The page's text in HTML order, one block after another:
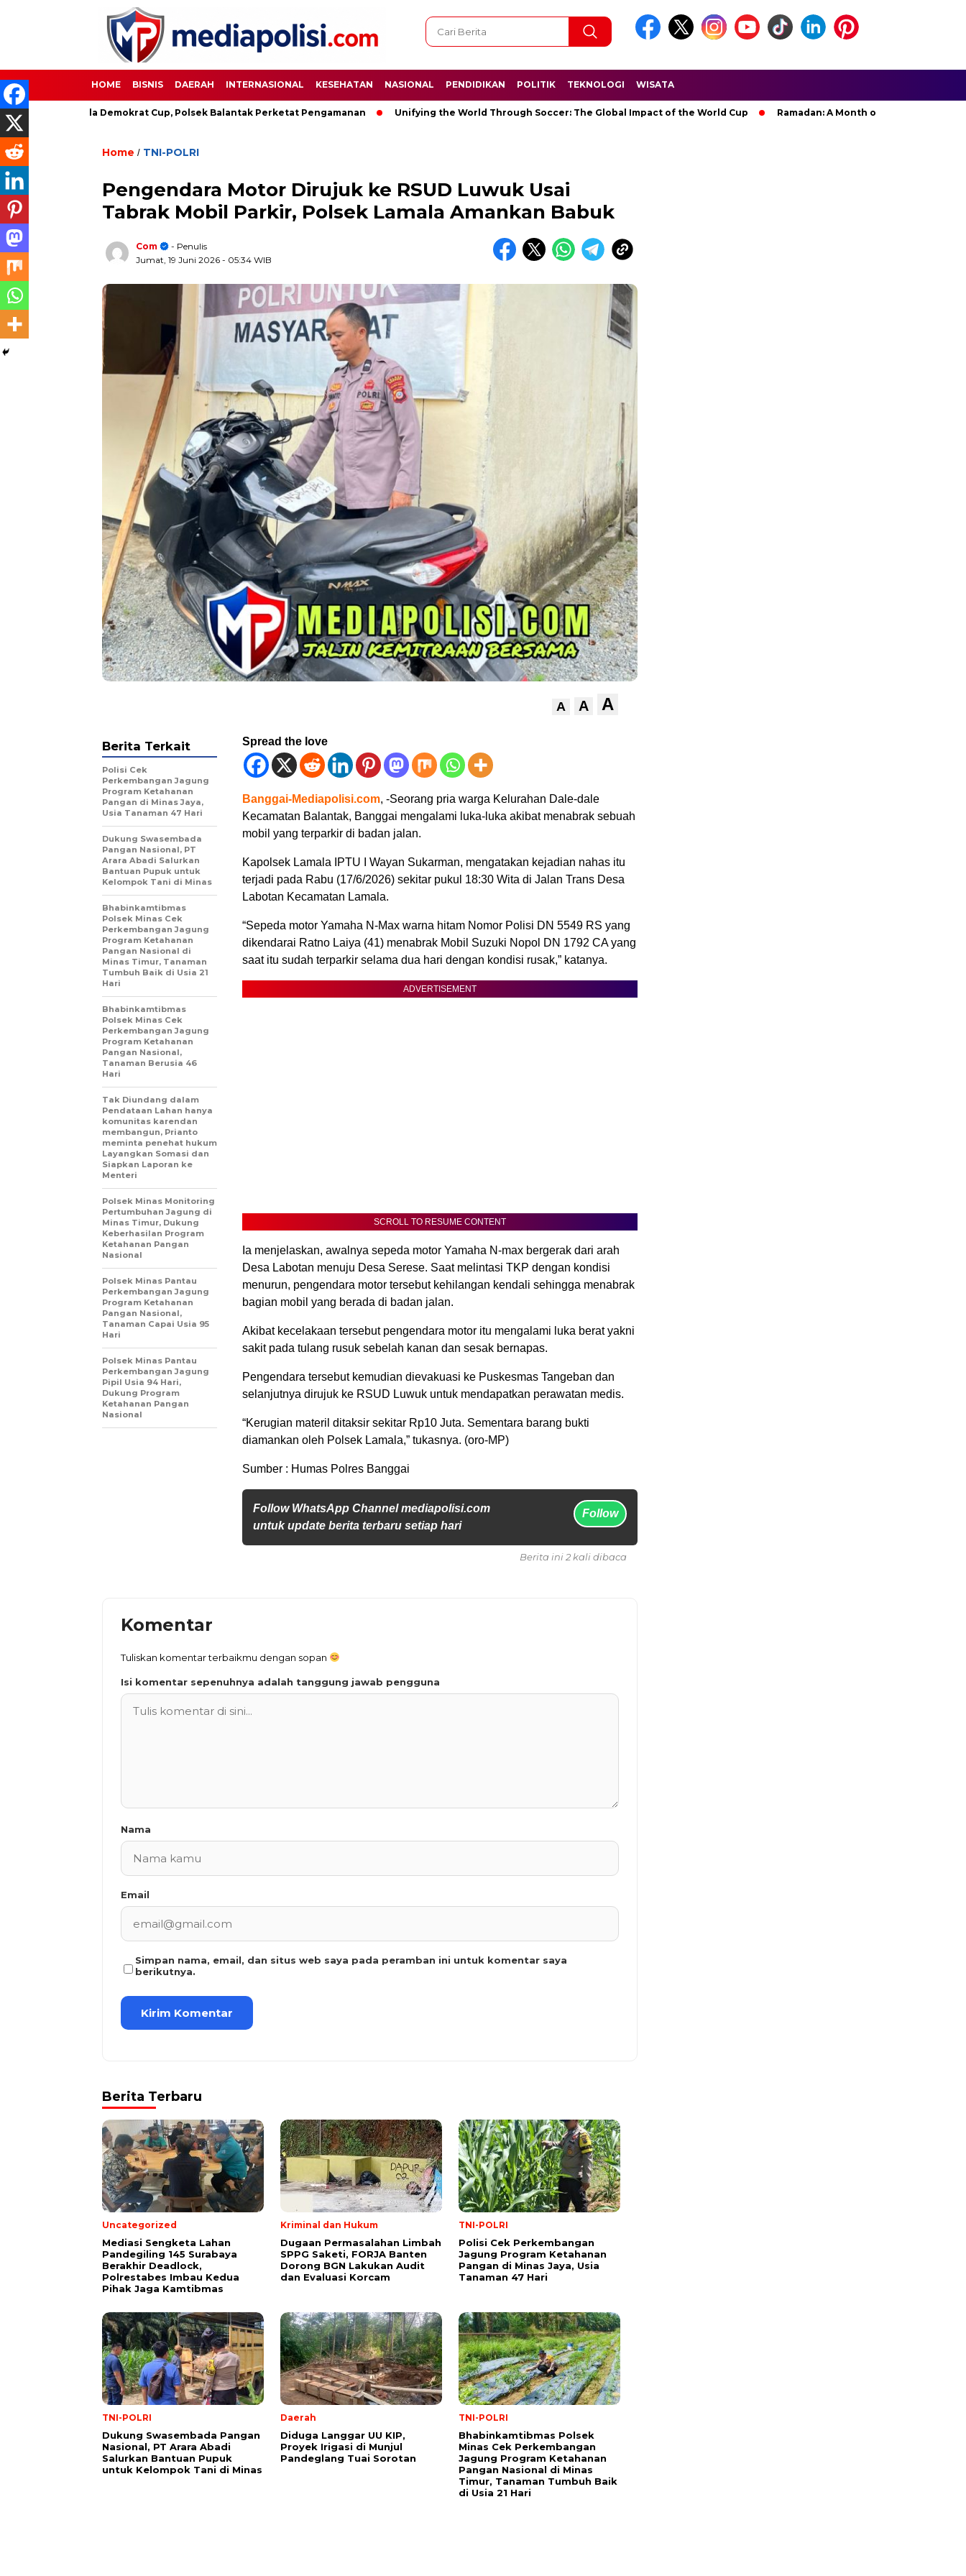
HOME BISNIS DAERAH INTERNASIONAL KESEHATAN NASIONAL PENDIDIKAN POLITIK TEKNOLOGI WISATA
Sepakbola Demokrat Cup, Polsek Balantak Perketat Pengamanan Unifying the World Through Soccer: The Global Impact of the World Cup Ramadan: A Month of Spiritual Reflection,
Home / TNI-POLRI
Pengendara Motor Dirujuk ke RSUD Luwuk Usai
Tabrak Mobil Parkir, Polsek Lamala Amankan Babuk
Com
- Penulis
Jumat, 19 Juni 2026 - 05:34 WIB
A A A
Spread the love
Banggai-Mediapolisi.com, -Seorang pria warga Kelurahan Dale-dale
Kecamatan Balantak, Banggai mengalami luka-luka akibat menabrak sebuah
mobil yang terparkir di badan jalan.
Kapolsek Lamala IPTU I Wayan Sukarman, mengatakan kejadian nahas itu
terjadi pada Rabu (17/6/2026) sekitar pukul 18:30 Wita di Jalan Trans Desa
Labotan Kecamatan Lamala.
“Sepeda motor Yamaha N-Max warna hitam Nomor Polisi DN 5549 RS yang
dikendarai Ratno Laiya (41) menabrak Mobil Suzuki Nopol DN 1792 CA yang
saat itu sudah terparkir selama dua hari dengan kondisi rusak,” katanya.
ADVERTISEMENT
SCROLL TO RESUME CONTENT
Ia menjelaskan, awalnya sepeda motor Yamaha N-max bergerak dari arah
Desa Labotan menuju Desa Serese. Saat melintasi TKP dengan kondisi
menurun, pengendara motor tersebut kehilangan kendali sehingga menabrak
bagian mobil yang berada di badan jalan.
Akibat kecelakaan tersebut pengendara motor itu mengalami luka berat yakni
sakit pada tulang rusuk sebelah kanan dan sesak bernapas.
Pengendara tersebut kemudian dievakuasi ke Puskesmas Tangeban dan
selanjutnya dirujuk ke RSUD Luwuk untuk mendapatkan perawatan medis.
“Kerugian materil ditaksir sekitar Rp10 Juta. Sementara barang bukti
diamankan oleh Polsek Lamala,” tukasnya. (oro-MP)
Sumber : Humas Polres Banggai
Follow WhatsApp Channel mediapolisi.com
untuk update berita terbaru setiap hari
Follow
Berita Terkait
Polisi Cek
Perkembangan Jagung
Program Ketahanan
Pangan di Minas Jaya,
Usia Tanaman 47 Hari
Dukung Swasembada
Pangan Nasional, PT
Arara Abadi Salurkan
Bantuan Pupuk untuk
Kelompok Tani di Minas
Bhabinkamtibmas
Polsek Minas Cek
Perkembangan Jagung
Program Ketahanan
Pangan Nasional di
Minas Timur, Tanaman
Tumbuh Baik di Usia 21
Hari
Bhabinkamtibmas
Polsek Minas Cek
Perkembangan Jagung
Program Ketahanan
Pangan Nasional,
Tanaman Berusia 46
Hari
Tak Diundang dalam
Pendataan Lahan hanya
komunitas karendan
membangun, Prianto
meminta penehat hukum
Layangkan Somasi dan
Siapkan Laporan ke
Menteri
Polsek Minas Monitoring
Pertumbuhan Jagung di
Minas Timur, Dukung
Keberhasilan Program
Ketahanan Pangan
Nasional
Polsek Minas Pantau
Perkembangan Jagung
Program Ketahanan
Pangan Nasional,
Tanaman Capai Usia 95
Hari
Polsek Minas Pantau
Perkembangan Jagung
Pipil Usia 94 Hari,
Dukung Program
Ketahanan Pangan
Nasional
Berita ini 2 kali dibaca
Komentar
Tuliskan komentar terbaikmu dengan sopan
Isi komentar sepenuhnya adalah tanggung jawab pengguna
Nama
Email
Simpan nama, email, dan situs web saya pada peramban ini untuk komentar saya
berikutnya.
Berita Terbaru
Uncategorized
Mediasi Sengketa Lahan
Pandegiling 145 Surabaya
Berakhir Deadlock,
Polrestabes Imbau Kedua
Pihak Jaga Kamtibmas
Kriminal dan Hukum
Dugaan Permasalahan Limbah
SPPG Saketi, FORJA Banten
Dorong BGN Lakukan Audit
dan Evaluasi Korcam
TNI-POLRI
Polisi Cek Perkembangan
Jagung Program Ketahanan
Pangan di Minas Jaya, Usia
Tanaman 47 Hari
TNI-POLRI
Dukung Swasembada Pangan
Nasional, PT Arara Abadi
Salurkan Bantuan Pupuk
untuk Kelompok Tani di Minas
Daerah
Diduga Langgar UU KIP,
Proyek Irigasi di Munjul
Pandeglang Tuai Sorotan
TNI-POLRI
Bhabinkamtibmas Polsek
Minas Cek Perkembangan
Jagung Program Ketahanan
Pangan Nasional di Minas
Timur, Tanaman Tumbuh Baik
di Usia 21 Hari